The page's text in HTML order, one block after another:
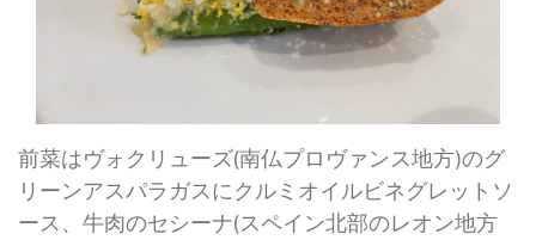
前菜はヴォクリューズ(南仏プロヴァンス地方)のグ
リーンアスパラガスにクルミオイルビネグレットソ
ース、牛肉のセシーナ(スペイン北部のレオン地方